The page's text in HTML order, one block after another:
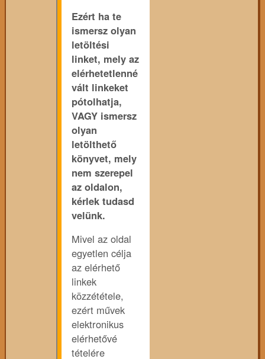
Ezért ha te
ismersz olyan
letöltési
linket, mely az
elérhetetlenné
vált linkeket
pótolhatja,
VAGY ismersz
olyan
letölthető
könyvet, mely
nem szerepel
az oldalon,
kérlek tudasd
velünk.
Mivel az oldal
egyetlen célja
az elérhető
linkek
közzététele,
ezért művek
elektronikus
elérhetővé
tételére